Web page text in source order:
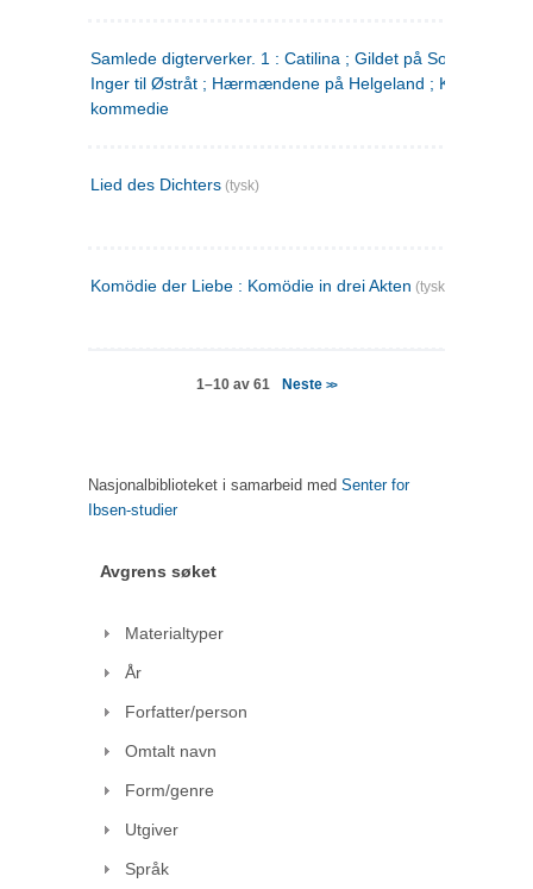
Samlede digterverker. 1 : Catilina ; Gildet på Solhaug ; Fru
Inger til Østråt ; Hærmændene på Helgeland ;
kommedie
Lied des Dichters (tysk)
Komödie der Liebe : Komödie in drei Akten (tysk)
1–10 av 61 Neste>>
Nasjonalbiblioteket i samarbeid med Senter for
Ibsen-studier
Avgrens søket
Materialtyper
År
Forfatter/person
Omtalt navn
Form/genre
Utgiver
Språk